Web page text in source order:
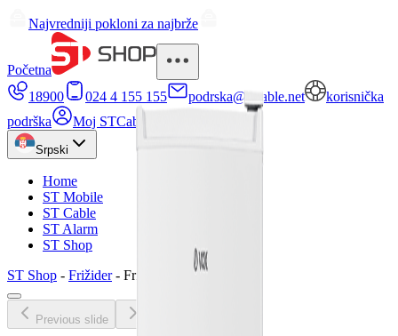
Najvredniji pokloni za najbrže
Početna
18900
024 4 155 155 podrska@stcable.net
korisnička
podrška
Moj STCable
Srpski
Home
ST Mobile
ST Cable
ST Alarm
ST Shop
ST Shop - Frižider- Frizider KS 2833 IE
Previous slide